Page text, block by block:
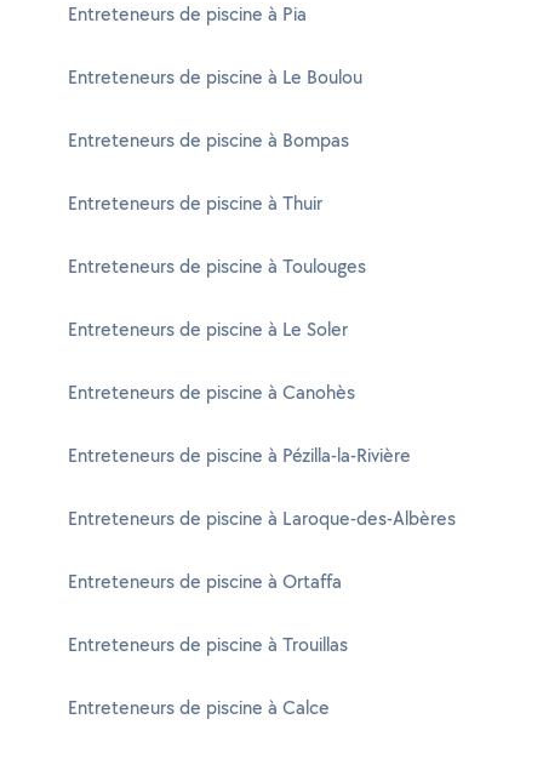
Entreteneurs de piscine à Pia
Entreteneurs de piscine à Le Boulou
Entreteneurs de piscine à Bompas
Entreteneurs de piscine à Thuir
Entreteneurs de piscine à Toulouges
Entreteneurs de piscine à Le Soler
Entreteneurs de piscine à Canohès
Entreteneurs de piscine à Pézilla-la-Rivière
Entreteneurs de piscine à Laroque-des-Albères
Entreteneurs de piscine à Ortaffa
Entreteneurs de piscine à Trouillas
Entreteneurs de piscine à Calce